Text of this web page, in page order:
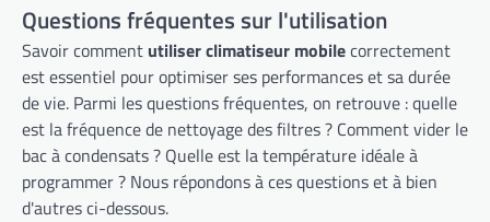
Questions fréquentes sur l'utilisation
Savoir comment utiliser climatiseur mobilecorrectement
est essentiel pour optimiser ses performances et sa durée
de vie. Parmi les questions fréquentes, on retrouve : quelle
est la fréquence de nettoyage des filtres ? Comment vider le
bac à condensats ? Quelle est la température idéale à
programmer ? Nous répondons à ces questions et à bien
d'autres ci-dessous.